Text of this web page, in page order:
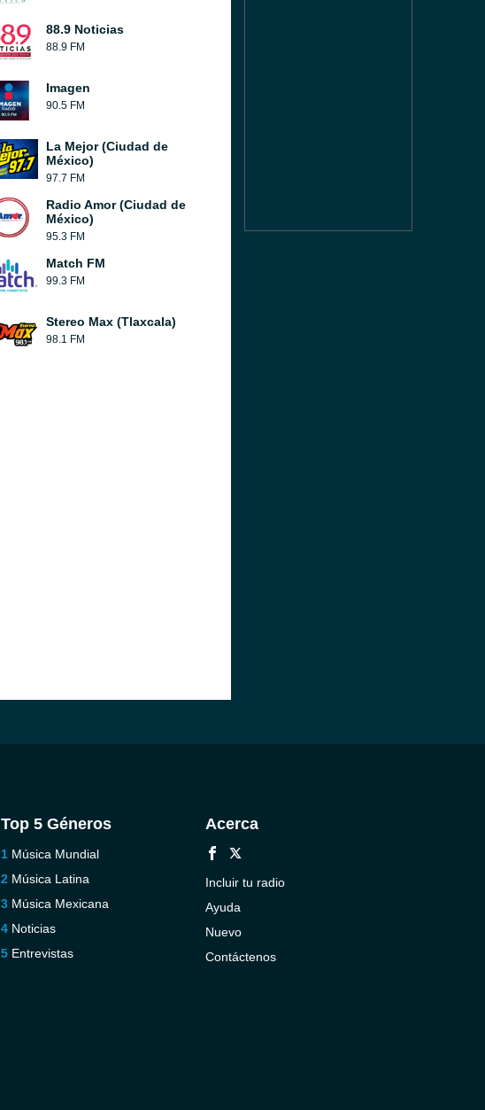
88.9 Noticias
88.9 FM
Imagen
90.5 FM
La Mejor (Ciudad de
México)
97.7 FM
Radio Amor (Ciudad de
México)
95.3 FM
Match FM
99.3 FM
Stereo Max (Tlaxcala)
98.1 FM
Top 5 Géneros
Música Mundial
Música Latina
Música Mexicana
Noticias
Entrevistas
Acerca
Incluir tu radio
Ayuda
Nuevo
Contáctenos